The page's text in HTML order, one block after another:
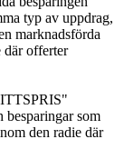
typ av uppdrag,
marknadsförda
där offerter
besparingar som
den radie där